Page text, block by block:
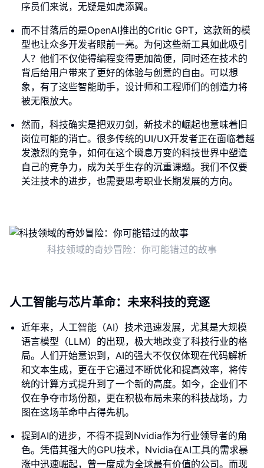
序员们来说，无疑是如虎添翼。
而不甘落后的是OpenAI推出的Critic GPT，这款新的模
型也让众多开发者眼前一亮。为何这些新工具如此吸引
人？他们不仅使得编程变得更加简便，同时还在技术的
背后给用户带来了更好的体验与创意的自由。可以想
象，有了这些智能助手，设计师和工程师们的创造力将
被无限放大。
然而，科技确实是把双刃剑，新技术的崛起也意味着旧
岗位可能的消亡。很多传统的UI/UX开发者正在面临着越
发激烈的竞争，如何在这个瞬息万变的科技世界中塑造
自己的竞争力，成为关乎生存的沉重课题。我们不仅要
关注技术的进步，也需要思考职业长期发展的方向。
科技领域的奇妙冒险：你可能错过的故事
人工智能与芯片革命：未来科技的竞逐
近年来，人工智能（AI）技术迅速发展，尤其是大规模
语言模型（LLM）的出现，极大地改变了科技行业的格
局。人们开始意识到，AI的强大不仅仅体现在代码解析
和文本生成，更在于它通过不断优化和提高效率，将传
统的计算方式提升到了一个新的高度。如今，企业们不
仅在争夺市场份额，更在积极布局未来的科技战场，力
图在这场革命中占得先机。
提到AI的进步，不得不提到Nvidia作为行业领导者的角
色。凭借其强大的GPU技术，Nvidia在AI工具的需求暴
涨中迅速崛起，曾一度成为全球最有价值的公司。而现